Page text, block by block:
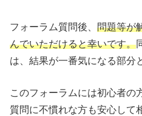
フォーラム質問後、 問題等が
んでいただけると幸いです。
は、結果が一番気になる部分
このフォーラムには初心者の
質問に不慣れな方も安心して